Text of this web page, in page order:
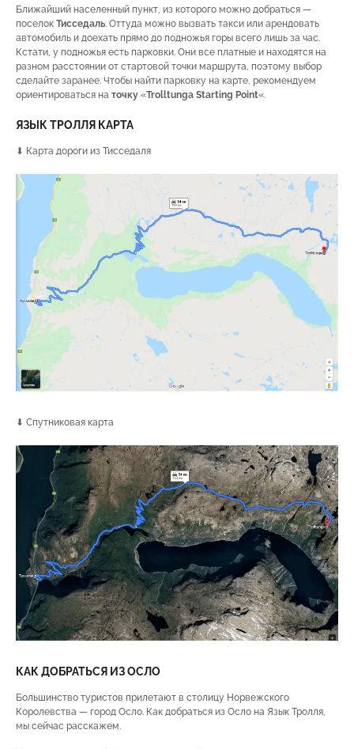
Ближайший населенный пункт, из которого можно добраться —
поселок Тисседаль. Оттуда можно вызвать такси или арендовать
автомобиль и доехать прямо до подножья горы всего лишь за час.
Кстати, у подножья есть парковки. Они все платные и находятся на
разном расстоянии от стартовой точки маршрута, поэтому выбор
сделайте заранее. Чтобы найти парковку на карте, рекомендуем
ориентироваться на точку «Trolltunga Starting Point«.
ЯЗЫК ТРОЛЛЯ КАРТА
⬇ Карта дороги из Тисседаля
⬇ Спутниковая карта
КАК ДОБРАТЬСЯ ИЗ ОСЛО
Большинство туристов прилетают в столицу Норвежского
Королевства — город Осло. Как добраться из Осло на Язык Тролля,
мы сейчас расскажем.